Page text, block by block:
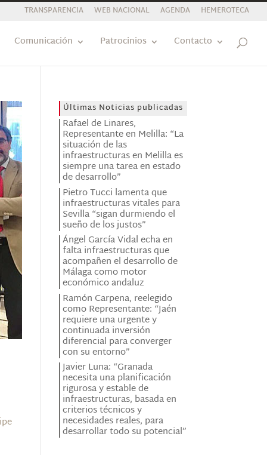
TRANSPARENCIA WEB NACIONAL AGENDA HEMEROTECA
Comunicación Patrocinios Contacto
Últimas Noticias publicadas
Rafael de Linares,
Representante en Melilla: “La
situación de las
infraestructuras en Melilla es
siempre una tarea en estado
de desarrollo”
Pietro Tucci lamenta que
infraestructuras vitales para
Sevilla “sigan durmiendo el
sueño de los justos”
Ángel García Vidal echa en
falta infraestructuras que
acompañen el desarrollo de
Málaga como motor
económico andaluz
Ramón Carpena, reelegido
como Representante: “Jaén
requiere una urgente y
continuada inversión
diferencial para converger
con su entorno”
Javier Luna: “Granada
necesita una planificación
rigurosa y estable de
infraestructuras, basada en
criterios técnicos y
necesidades reales, para
desarrollar todo su potencial”